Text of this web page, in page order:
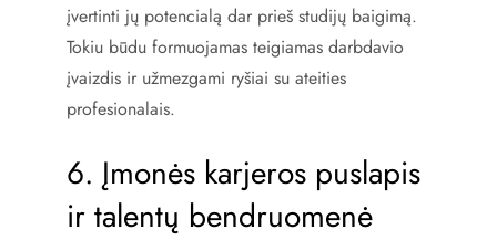
įvertinti jų potencialą dar prieš studijų baigimą.
Tokiu būdu formuojamas teigiamas darbdavio
įvaizdis ir užmezgami ryšiai su ateities
profesionalais.
6. Įmonės karjeros puslapis
ir talentų bendruomenė